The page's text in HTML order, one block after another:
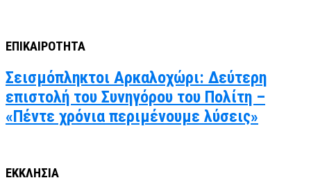
ΕΠΙΚΑΙΡΟΤΗΤΑ
Σεισμόπληκτοι Αρκαλοχώρι: Δεύτερη
επιστολή του Συνηγόρου του Πολίτη –
«Πέντε χρόνια περιμένουμε λύσεις»
ΕΚΚΛΗΣΙΑ